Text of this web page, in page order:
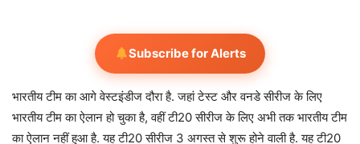
Subscribe for Alerts
भारतीय टीम का आगे वेस्टइंडीज दौरा है. जहां टेस्ट और वनडे सीरीज के लिए
भारतीय टीम का ऐलान हो चुका है, वहीं टी20 सीरीज के लिए अभी तक भारतीय टीम
का ऐलान नहीं हुआ है. यह टी20 सीरीज 3 अगस्त से शुरू होने वाली है. यह टी20